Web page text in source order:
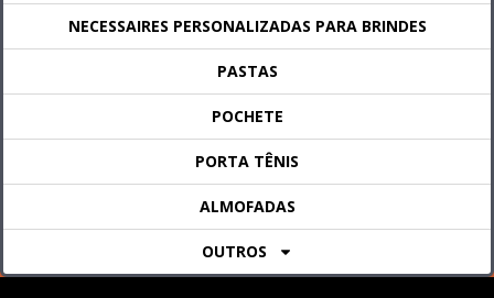
NECESSAIRES PERSONALIZADAS PARA BRINDES
PASTAS
POCHETE
PORTA TÊNIS
ALMOFADAS
OUTROS